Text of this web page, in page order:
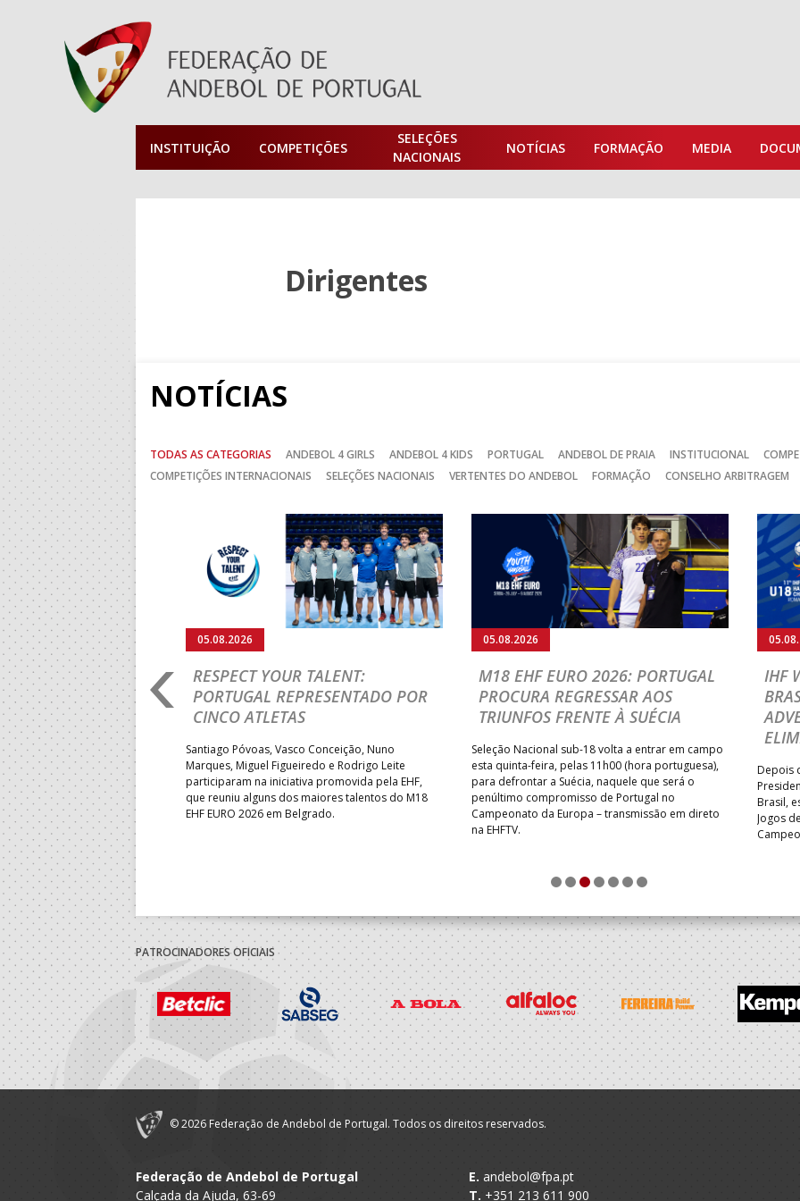
INSTITUIÇÃO COMPETIÇÕES
SELEÇÕES
NACIONAIS
NOTÍCIAS FORMAÇÃO MEDIA
Dirigentes
NOTÍCIAS
TODAS AS CATEGORIAS ANDEBOL 4 GIRLS ANDEBOL 4 KIDS PORTUGAL ANDEBOL DE PRAIA INSTITUCIONAL
COMPETIÇÕES INTERNACIONAIS
SELEÇÕES NACIONAIS VERTENTES DO ANDEBOL FORMAÇÃO CONSELHO ARBITRAGEM
2026: PORTUGAL
E SEGUE NA LUTA
18 regressou às vitórias no
ao superar a Suécia por 32-
uma vaga para o
do Mundo.
05.08.2026
RESPECT YOUR TALENT:
PORTUGAL REPRESENTADO POR
CINCO ATLETAS
Santiago Póvoas, Vasco Conceição, Nuno
Marques, Miguel Figueiredo e Rodrigo Leite
participaram na iniciativa promovida pela EHF,
que reuniu alguns dos maiores talentos do M18
EHF EURO 2026 em Belgrado.
05.08.2026
M18 EHF EURO 2026: PORTUGAL
PROCURA REGRESSAR AOS
TRIUNFOS FRENTE À SUÉCIA
Seleção Nacional sub-18 volta a entrar em campo
esta quinta-feira, pelas 11h00 (hora portuguesa),
para defrontar a Suécia, naquele que será o
penúltimo compromisso de Portugal no
Campeonato da Europa – transmissão em direto
na EHFTV.
IHF
Depois
Brasil,
Jogos
1 2 3 4 5 6 7
PATROCINADORES OFICIAIS
© 2026 Federação de Andebol de Portugal. Todos os direitos reservados.
Federação de Andebol de Portugal
Calçada da Ajuda, 63-69
E. andebol@fpa.pt
T. +351 213 611 900